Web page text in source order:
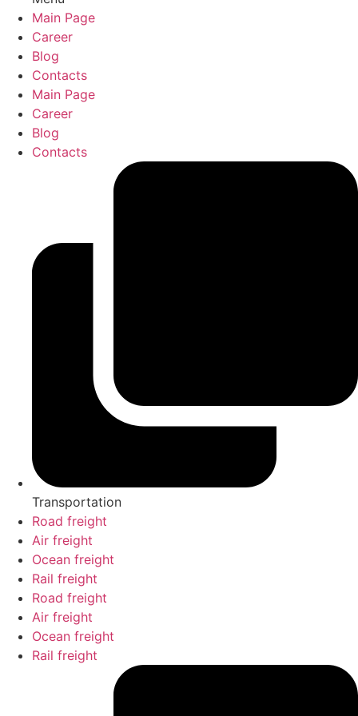
Main Page
Career
Blog
Contacts
Main Page
Career
Blog
Contacts
Transportation
Road freight
Air freight
Ocean freight
Rail freight
Road freight
Air freight
Ocean freight
Rail freight